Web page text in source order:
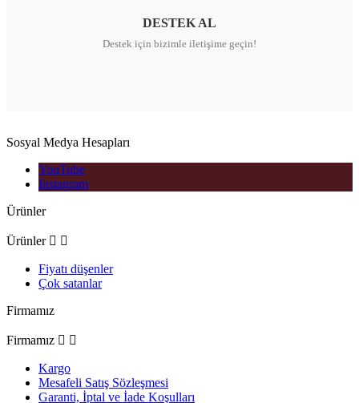
DESTEK AL
Destek için bizimle iletişime geçin!
Sosyal Medya Hesapları
YouTube
Instagram
Ürünler
Ürünler  
Fiyatı düşenler
Çok satanlar
Firmamız
Firmamız  
Kargo
Mesafeli Satış Sözleşmesi
Garanti, İptal ve İade Koşulları